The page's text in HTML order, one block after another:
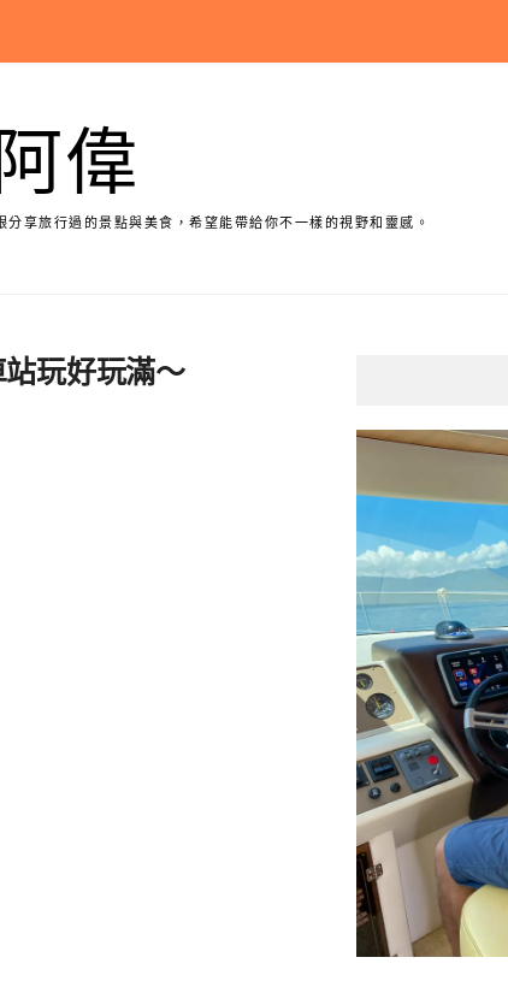
偉
享旅行過的景點與美食，希望能帶給你不一樣的視野和靈感。
玩好玩滿～